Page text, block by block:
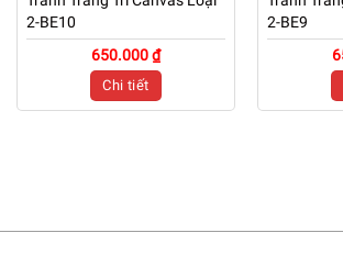
2-BE10
650.000 ₫
Chi tiết
2-BE9